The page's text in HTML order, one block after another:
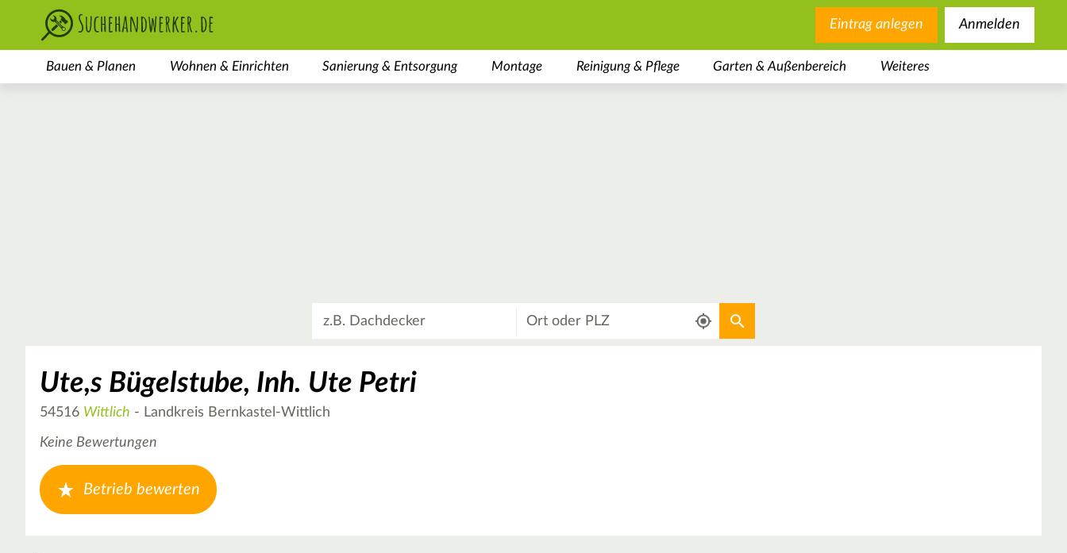
Eintrag anlegen Anmelden
Bauen & Planen Wohnen & Einrichten Sanierung & Entsorgung Montage Reinigung & Pflege Garten & Außenbereich Weiteres
Aktuellen Standort verwenden
Ute,s Bügelstube, Inh. Ute Petri
54516 Wittlich - Landkreis Bernkastel-Wittlich
Keine Bewertungen
Betrieb bewerten